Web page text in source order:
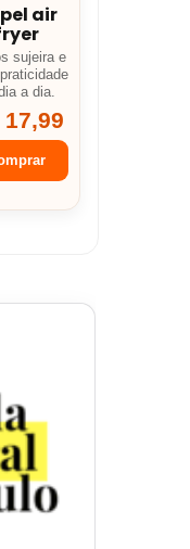
air
sujeira e
a dia.
17,99